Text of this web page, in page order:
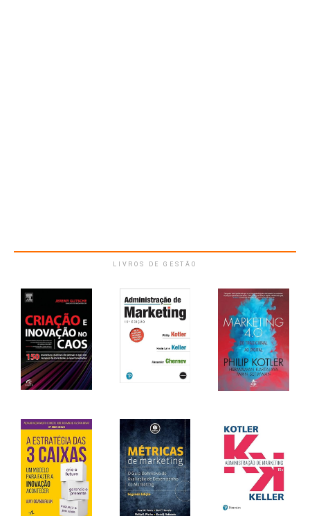
LIVROS DE GESTÃO